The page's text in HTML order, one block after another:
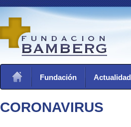
Fundación Actualidad
CORONAVIRUS